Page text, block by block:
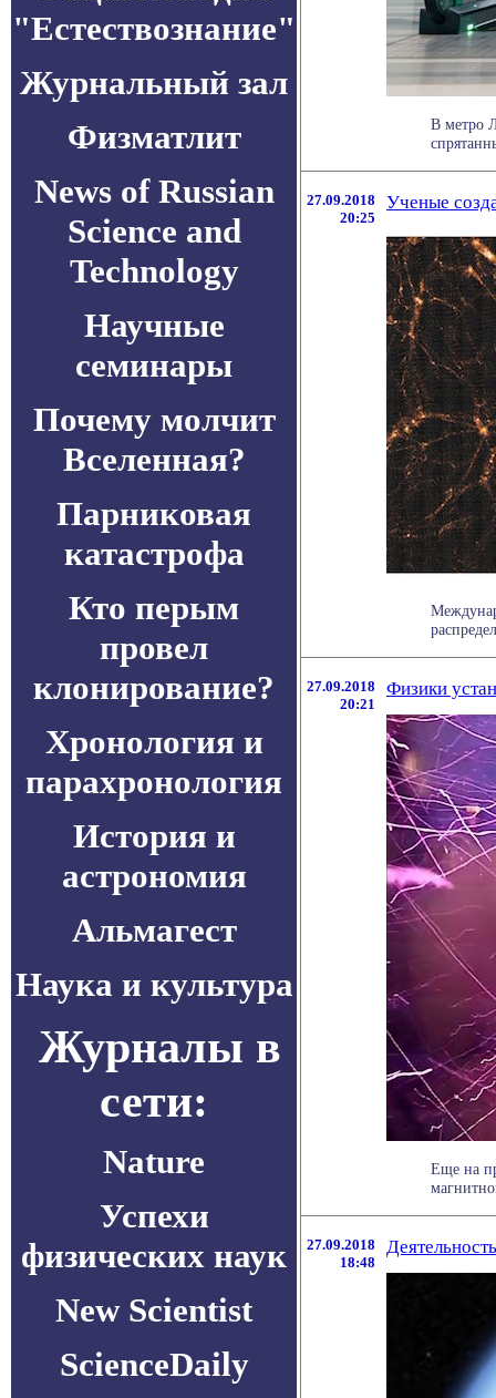
"Естествознание"
Журнальный зал
Физматлит
News of Russian
Science and
Technology
Научные
семинары
Почему молчит
Вселенная?
Парниковая
катастрофа
Кто перым
провел
клонирование?
Хронология и
парахронология
История и
астрономия
Альмагест
Наука и культура
Журналы в
сети:
Nature
Успехи
физических наук
New Scientist
ScienceDaily
В метро
27.09.2018
20:25
Ученые
27.09.2018
20:21
Физики
Еще на
27.09.2018
18:48